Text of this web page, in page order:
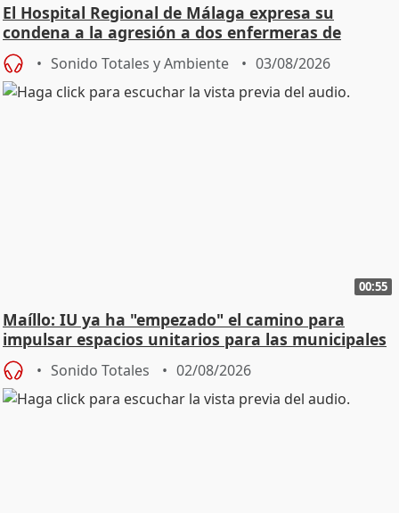
El Hospital Regional de Málaga expresa su
condena a la agresión a dos enfermeras de
Urgencias
Sonido Totales y Ambiente 03/08/2026
00:55
Maíllo: IU ya ha "empezado" el camino para
impulsar espacios unitarios para las municipales
Sonido Totales 02/08/2026